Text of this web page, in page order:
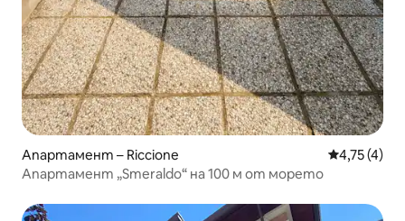
Апартамент – Riccione Средна
4,75 (4)
Апартамент „Smeraldo“ на 100 м от морето